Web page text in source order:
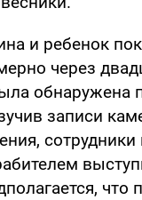
и ребенок
через
обнаружена
записи
сотрудники
что